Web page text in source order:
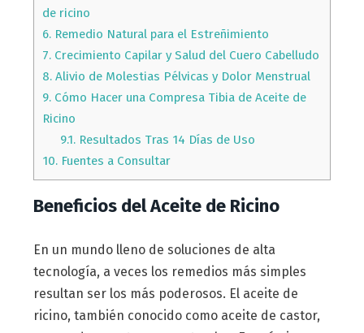
de ricino
6.Remedio Natural para el Estreñimiento
7.Crecimiento Capilar y Salud del Cuero Cabelludo
8.Alivio de Molestias Pélvicas y Dolor Menstrual
9.Cómo Hacer una Compresa Tibia de Aceite de
Ricino
9.1. Resultados Tras 14 Días de Uso
10.Fuentes a Consultar
Beneficios del Aceite de Ricino
En un mundo lleno de soluciones de alta
tecnología, a veces los remedios más simples
resultan ser los más poderosos. El aceite de
ricino, también conocido como aceite de castor,